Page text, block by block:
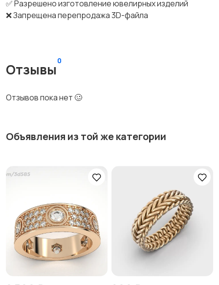
✅ Разрешено изготовление ювелирных изделий
❌ Запрещена перепродажа 3D-файла
Отзывы
0
Отзывов пока нет 🥴
Объявления из той же категории